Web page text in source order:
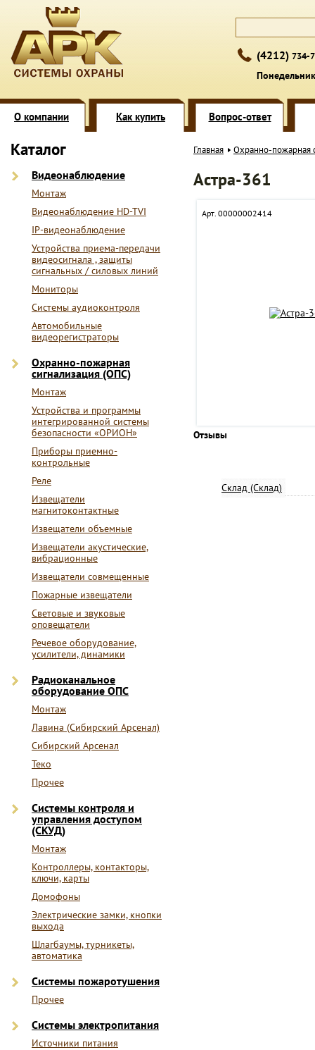
(4212) 734-
О компании Как купить Вопрос-ответ
Каталог
Видеонаблюдение
Монтаж
Видеонаблюдение HD-TVI
IP-видеонаблюдение
Устройства приема-передачи
видеосигнала , защиты
сигнальных / силовых линий
Мониторы
Системы аудиоконтроля
Автомобильные
видеорегистраторы
Охранно-пожарная
сигнализация (ОПС)
Монтаж
Устройства и программы
интегрированной системы
безопасности «ОРИОН»
Приборы приемно-
контрольные
Реле
Извещатели
магнитоконтактные
Извещатели объемные
Извещатели акустические,
вибрационные
Извещатели совмещенные
Пожарные извещатели
Световые и звуковые
оповещатели
Речевое оборудование,
усилители, динамики
Радиоканальное
оборудование ОПС
Монтаж
Лавина (Сибирский Арсенал)
Сибирский Арсенал
Теко
Прочее
Системы контроля и
управления доступом
(СКУД)
Монтаж
Контроллеры, контакторы,
ключи, карты
Домофоны
Электрические замки, кнопки
выхода
Шлагбаумы, турникеты,
автоматика
Системы пожаротушения
Прочее
Системы электропитания
Источники питания
Главная Охранно-пожарная
Астра-361
Арт. 00000002414
Отзывы
Склад (Склад)